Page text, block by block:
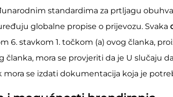
standardima za prtljagu
globalne propise o prijevozu. Svaka
6. stavkom 1. točkom (a) ovog članka,
članka, mora se provjeriti da je U slučaju
mora se izdati dokumentacija koja je